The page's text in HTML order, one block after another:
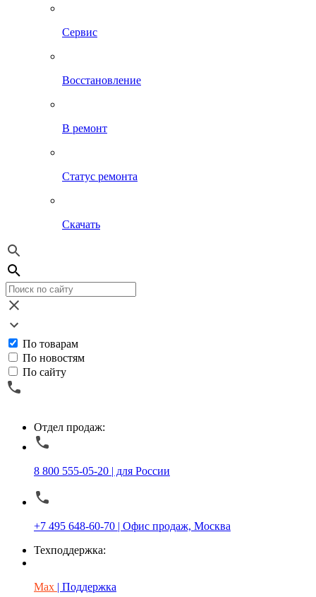
Сервис
Восстановление
В ремонт
Статус ремонта
Скачать
По товарам
По новостям
По сайту
Отдел продаж:
8 800 555-05-20 | для России
+7 495 648-60-70 | Офис продаж, Москва
Техподдержка:
Max | Поддержка